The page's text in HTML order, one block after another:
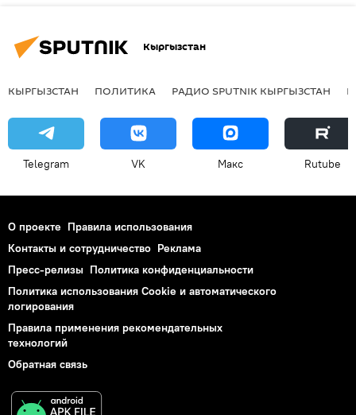
Кыргызстан
КЫРГЫЗСТАН ПОЛИТИКА РАДИО SPUTNIK КЫРГЫЗСТАН
Telegram VK Макс Rutube
О проекте Правила использования
Контакты и сотрудничество Реклама
Пресс-релизы Политика конфиденциальности
Политика использования Cookie и автоматического
логирования
Правила применения рекомендательных
технологий
Обратная связь